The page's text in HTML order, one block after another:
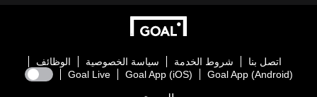
اتصل بنا شروط الخدمة سياسة الخصوصية
الوظائف
Goal App (Android)
Goal App (iOS)
Goal Live